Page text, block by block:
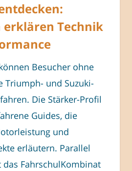
erklären Technik
Besucher ohne
Triumph- und Suzuki-
Die Stärker-Profil
Guides, die
und
erläutern. Parallel
FahrschulKombinat